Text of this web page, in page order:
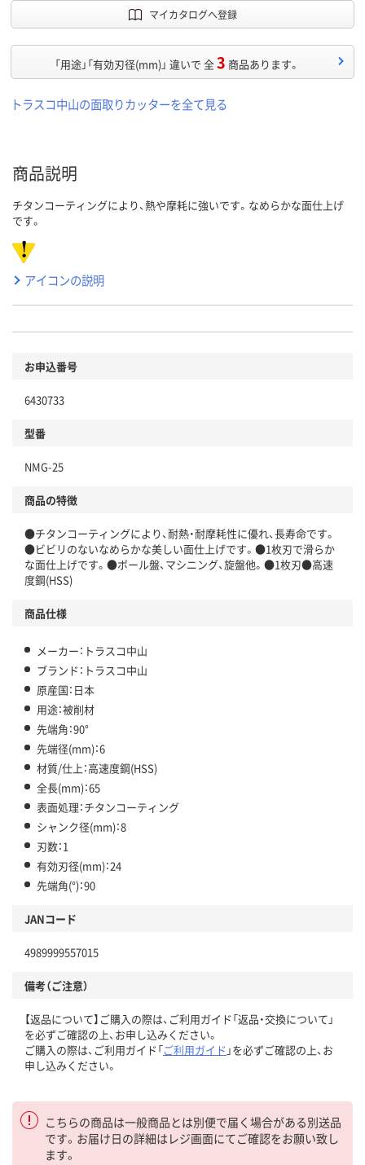
マイカタログへ登録
「用途」「有効刃径(mm)」 違いで 全3 商品あります。
トラスコ中山の面取りカッターを全て見る
商品説明
チタンコーティングにより、熱や摩耗に強いです。なめらかな面仕上げ
です。
アイコンの説明
お申込番号
6430733
型番
NMG-25
商品の特徴
●チタンコーティングにより、耐熱・耐摩耗性に優れ、長寿命です。
●ビビリのないなめらかな美しい面仕上げです。●1枚刃で滑らか
な面仕上げです。●ボール盤、マシニング、旋盤他。●1枚刃●高速
度鋼(HSS)
商品仕様
メーカー：トラスコ中山
ブランド：トラスコ中山
原産国：日本
用途：被削材
先端角：90°
先端径(mm)：6
材質/仕上：高速度鋼(HSS)
全長(mm)：65
表面処理：チタンコーティング
シャンク径(mm)：8
刃数：1
有効刃径(mm)：24
先端角(°)：90
JANコード
4989999557015
備考（ご注意）
【返品について】ご購入の際は、ご利用ガイド「返品・交換について」
を必ずご確認の上、お申し込みください。
ご購入の際は、ご利用ガイド「ご利用ガイド 」を必ずご確認の上、お
申し込みください。
こちらの商品は一般商品とは別便で届く場合がある別送品
です。お届け日の詳細はレジ画面にてご確認をお願い致し
ます。